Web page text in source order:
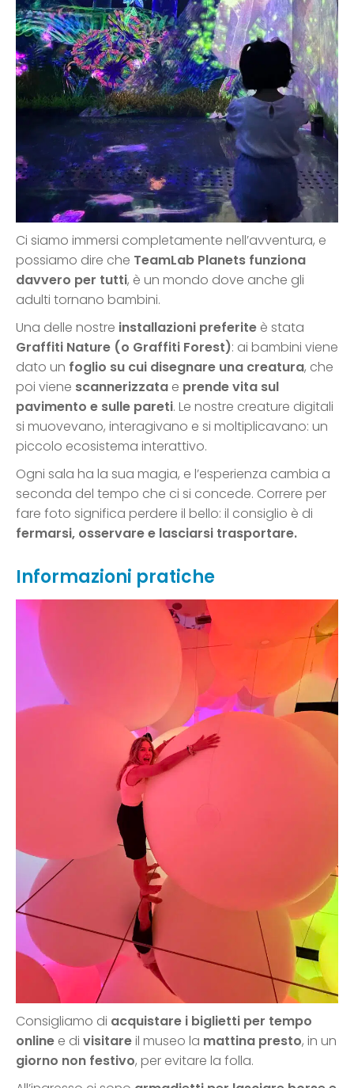
Ci siamo immersi completamente nell’avventura, e
possiamo dire che TeamLab Planets funziona
davvero per tutti, è un mondo dove anche gli
adulti tornano bambini.
Una delle nostre installazioni preferite è stata
Graffiti Nature (o Graffiti Forest): ai bambini viene
dato un foglio su cui disegnare una creatura, che
poi viene scannerizzata e prende vita sul
pavimento e sulle pareti. Le nostre creature digitali
si muovevano, interagivano e si moltiplicavano: un
piccolo ecosistema interattivo.
Ogni sala ha la sua magia, e l’esperienza cambia a
seconda del tempo che ci si concede. Correre per
fare foto significa perdere il bello: il consiglio è di
fermarsi, osservare e lasciarsi trasportare.
Informazioni pratiche
Consigliamo di acquistare i biglietti per tempo
online e di visitareil museo la mattina presto, in un
giorno non festivo, per evitare la folla.